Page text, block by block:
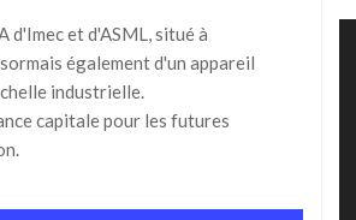
d'Imec et d'ASML, situé à
également d'un appareil
industrielle.
capitale pour les futures